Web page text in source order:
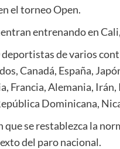
el torneo Open.
entrenando en
de varios
Canadá, España,
Francia, Alemania,
Dominicana,
que se restablezca la
del paro nacional.